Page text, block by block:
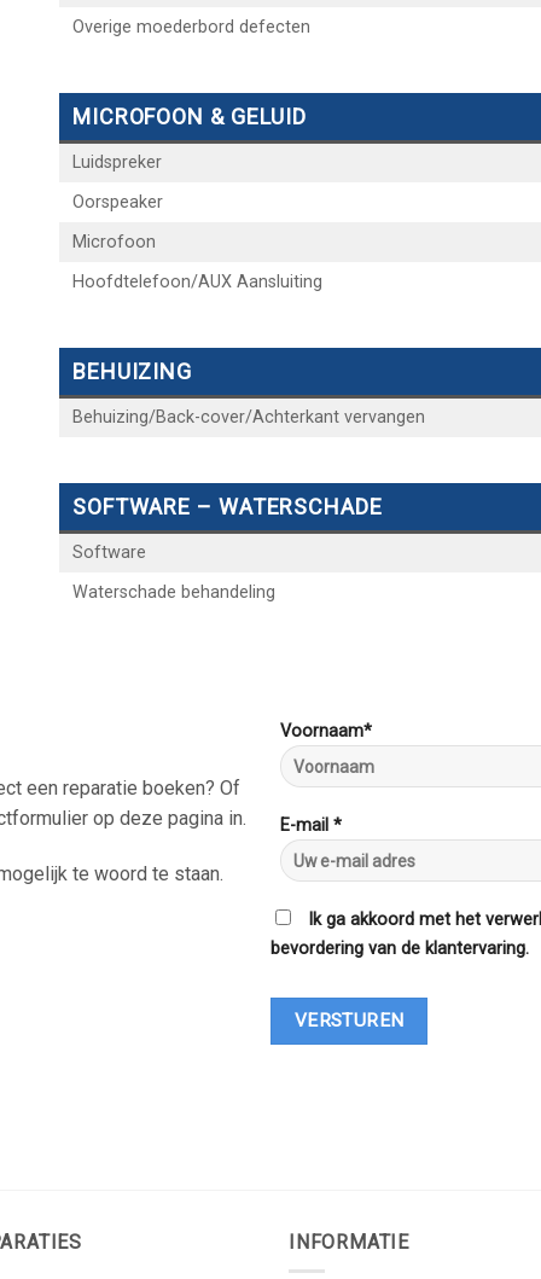
Overige moederbord defecten
MICROFOON & GELUID
Luidspreker
Oorspeaker
Microfoon
Hoofdtelefoon/AUX Aansluiting
BEHUIZING
Behuizing/Back-cover/Achterkant vervangen
SOFTWARE – WATERSCHADE
Software
Waterschade behandeling
een reparatie boeken? Of
op deze pagina in.
te woord te staan.
Voornaam*
E-mail *
Ik ga akkoord met het
bevordering van de klantervaring.
INFORMATIE